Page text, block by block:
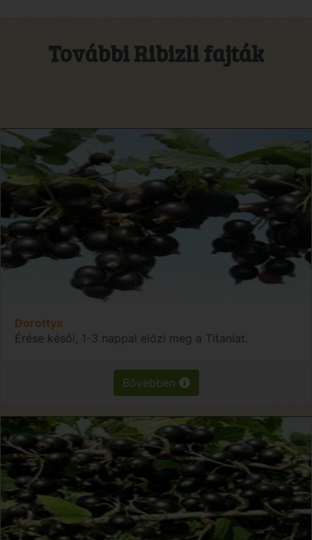
További Ribizli fajták
Dorottya
Érése késői, 1-3 nappal előzi meg a Titaniat.
Bővebben